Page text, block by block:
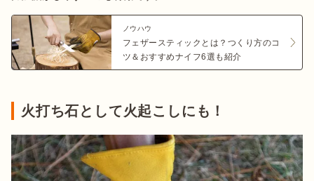
ノウハウ
フェザースティックとは？つくり方のコ
ツ＆おすすめナイフ6選も紹介
火打ち石として火起こしにも！